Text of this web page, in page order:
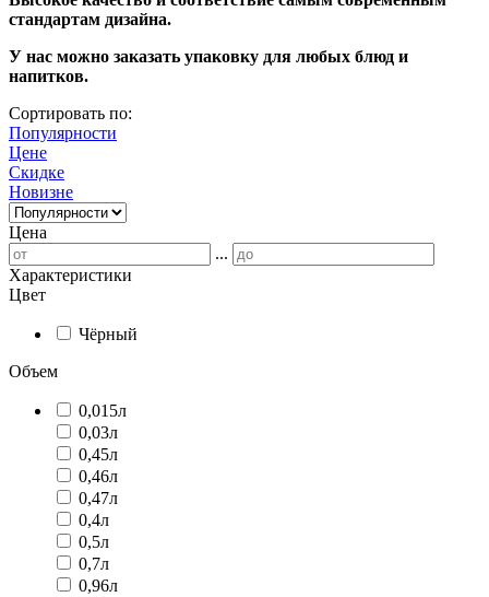
стандартам дизайна.
У нас можно заказать упаковку для любых блюд и
напитков.
Сортировать по:
Популярности
Цене
Скидке
Новизне
Цена
...
Характеристики
Цвет
Чёрный
Объем
0,015л
0,03л
0,45л
0,46л
0,47л
0,4л
0,5л
0,7л
0,96л